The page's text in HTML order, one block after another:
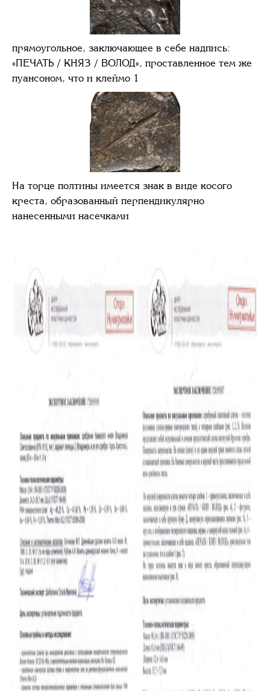
прямоугольное, заключающее в себе надпись:
«ПЕЧАТЬ / КНЯЗ / ВОЛОД», проставленное тем же
пуансоном, что и клеймо 1
На торце полтины имеется знак в виде косого
креста, образованный перпендикулярно
нанесенными насечками